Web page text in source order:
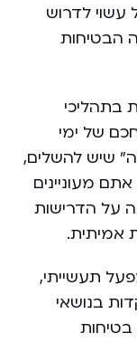
עשוי לדרוש
הבטיחות
בתהליכי
של ימי
שיש להשלים,
מעוניינים
על הדרישות
אמיתית.
תעשייתי,
בנושאי
בטיחות